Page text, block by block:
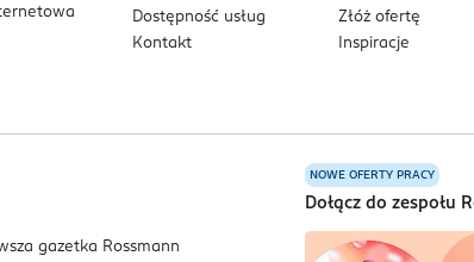
Dostępność usług
Kontakt
Złóż ofertę
Inspiracje
NOWE OFERTY PRACY
Dołącz do zespołu